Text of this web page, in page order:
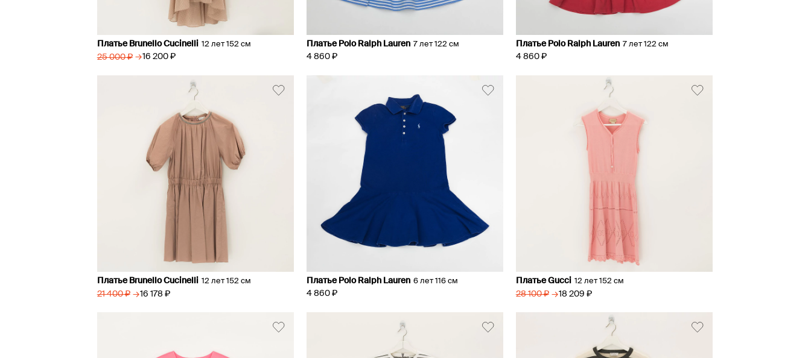
Платье Brunello Cucinelli 12 лет 152 см
25 000 ₽ → 16 200 ₽
Платье Polo Ralph Lauren 7 лет 122 см
4 860 ₽
Платье Polo Ralph Lauren 7 лет 122 см
4 860 ₽
Платье Brunello Cucinelli 12 лет 152 см
21 400 ₽ → 16 178 ₽
Платье Polo Ralph Lauren 6 лет 116 см
4 860 ₽
Платье Gucci 12 лет 152 см
28 100 ₽ → 18 209 ₽